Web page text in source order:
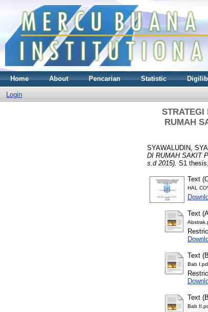
Home About Pencarian Statistic Digilib
Login
STRATEGI
RUMAH
SYAWALUDIN,
DI RUMAH SAKIT
s.d 2015). S1
Text
HAL
Text
Text
Bab
Text
Bab